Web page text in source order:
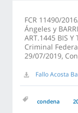
FCR 11490/
Ángeles y
ART.1445 BIS
Criminal
29/07/2019,
Fallo Acosta
condena